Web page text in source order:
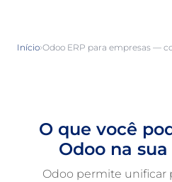
Início›Odoo ERP para empresas —
O que você
Odoo na
Odoo permite unificar